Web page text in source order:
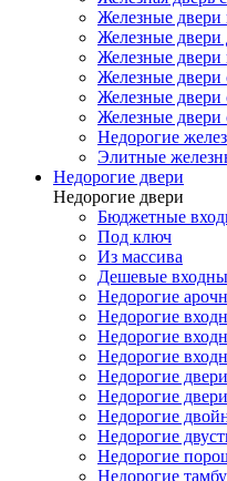
Железные
Железные двери
Железные
Железные двери
Железные
Железные двери
Недорогие
Элитные
Недорогие двери
Недорогие двери
Бюджетные
Под ключ
Из массива
Дешевые
Недорогие
Недорогие
Недорогие
Недорогие
Недорогие
Недорогие
Недорогие
Недорогие
Недорогие
Недорогие